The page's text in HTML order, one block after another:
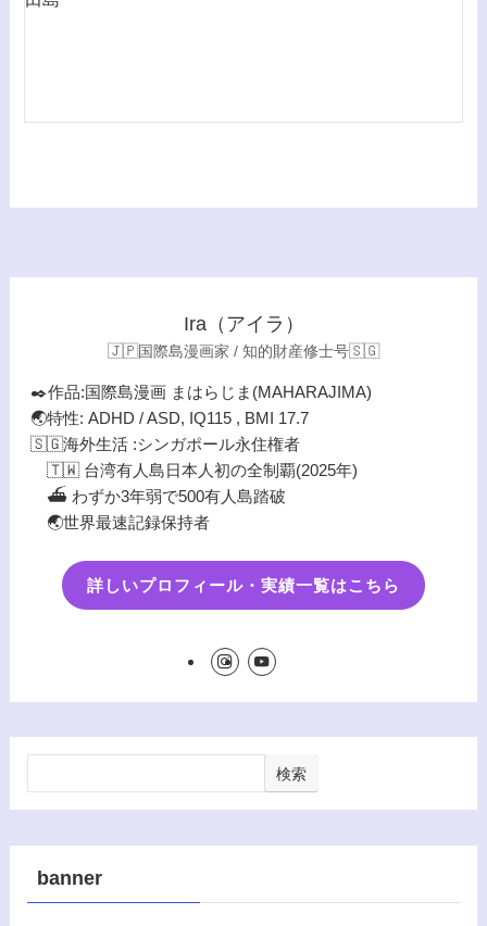
Ira（アイラ）
🇯🇵国際島漫画家 / 知的財産修士号🇸🇬
✒️作品:国際島漫画 まはらじま(MAHARAJIMA)
🌏特性: ADHD / ASD, IQ115 , BMI 17.7
🇸🇬海外生活 :シンガポール永住権者
🇹🇼 台湾有人島日本人初の全制覇(2025年)
⛴️ わずか3年弱で500有人島踏破
🌏世界最速記録保持者
詳しいプロフィール・実績一覧はこちら
検索
banner